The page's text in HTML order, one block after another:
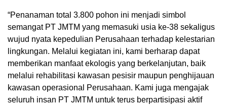
“Penanaman total 3.800 pohon ini menjadi simbol
semangat PT JMTM yang memasuki usia ke-38 sekaligus
wujud nyata kepedulian Perusahaan terhadap kelestarian
lingkungan. Melalui kegiatan ini, kami berharap dapat
memberikan manfaat ekologis yang berkelanjutan, baik
melalui rehabilitasi kawasan pesisir maupun penghijauan
kawasan operasional Perusahaan. Kami juga mengajak
seluruh insan PT JMTM untuk terus berpartisipasi aktif